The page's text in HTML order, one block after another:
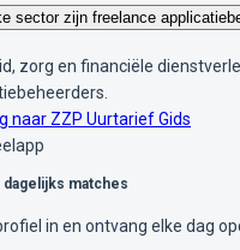
sector zijn freelance
zorg en financiële
naar ZZP Uurtarief Gids
dagelijks matches
in en ontvang elke dag